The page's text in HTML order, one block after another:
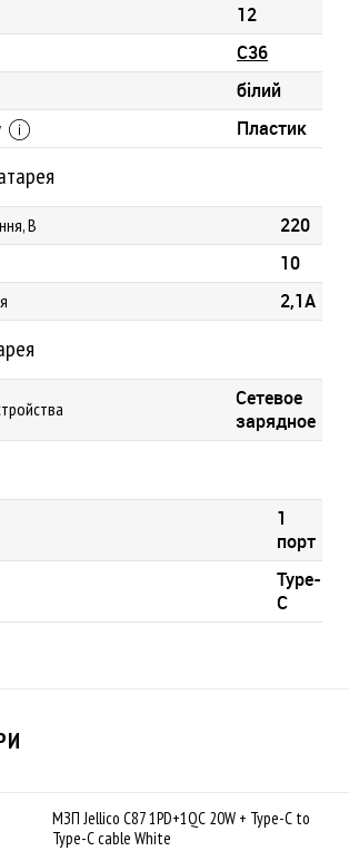
12
C36
білий
Пластик
В 220
10
2,1A
Сетевое
зарядное
1
порт
Type-
C
МЗП Jellico C87 1PD+1QC 20W + Type-C to
Type-C cable White